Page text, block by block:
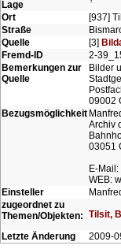
Lage
Ort
[937]
Straße
Quelle
[3]
Fremd-ID
2-
Bemerkungen zur
Quelle
Bilder
09002
Bezugsmöglichkeit
Archiv
03051
E-
WEB:
Einsteller
zugeordnet zu
Themen/Objekten: Tilsit,
Letzte Änderung
2009-